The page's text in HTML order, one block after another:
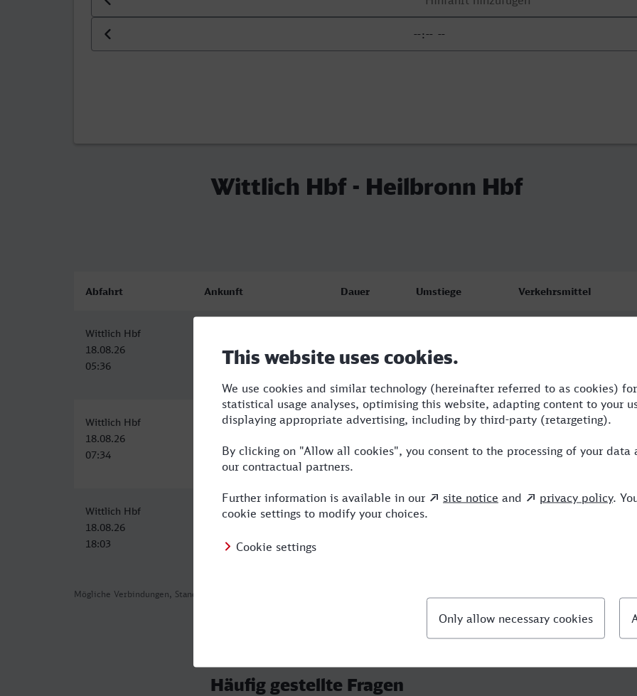
Uhrzeit der Hinfahrt
Wittlich Hbf - Heilbronn Hbf
Mögliche Verbindungen, Stand: 2026-08-04 03:25
Abfahrt Ankunft Dauer Umstiege Verkehrsmittel
Wittlich Hbf
18.08.26
05:36
18.08.26
10:01
Wittlich Hbf
18.08.26
07:34
Heilbronn Hbf
12:26
4:52 4 RE,ICE
Wittlich Hbf
18.08.26
18:03
Heilbronn Hbf
23:01
4:58 2
Häufig gestellte Fragen